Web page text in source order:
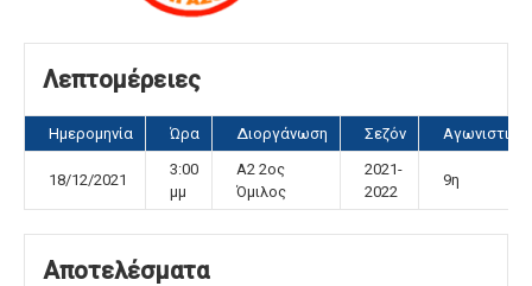
Λεπτομέρειες
Ημερομηνία Ώρα Διοργάνωση Σεζόν Αγωνιστική
18/12/2021
3:00
μμ
Α2 2ος
Όμιλος
2021-
2022
9η
Αποτελέσματα